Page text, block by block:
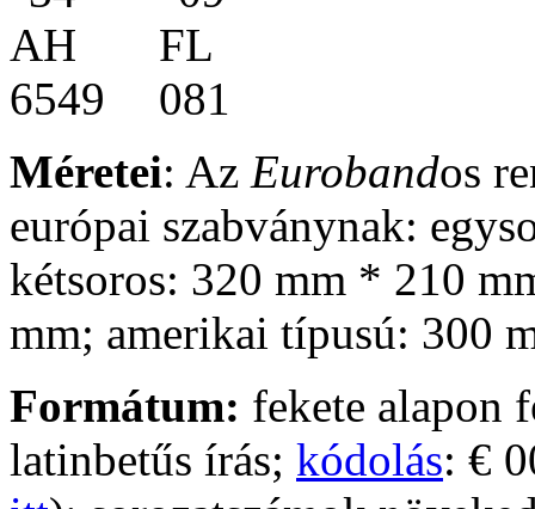
Méretei: Az Eurobandos
európai szabványnak:
kétsoros: 320 mm * 210
mm; amerikai típusú: 300
Formátum: fekete alapon
latinbetűs írás; kódolás: €